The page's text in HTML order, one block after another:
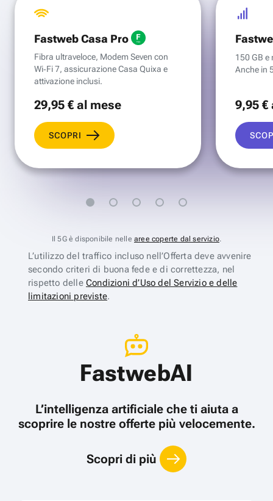
Fastweb Casa Pro
Fibra ultraveloce, Modem Seven con
Wi‑Fi 7, assicurazione Casa Quixa e
attivazione inclusi.
29,95 €al mese
SCOPRI
150 GB e
Anche in
9,95 €
Il 5G è disponibile nelle aree coperte dal servizio.
L’utilizzo del traffico incluso nell’Offerta deve avvenire
secondo criteri di buona fede e di correttezza, nel
rispetto delle Condizioni d’Uso del Servizio e delle
limitazioni previste.
FastwebAI
L’intelligenza artificiale che ti aiuta a
scoprire le nostre offerte più velocemente.
Scopri di più